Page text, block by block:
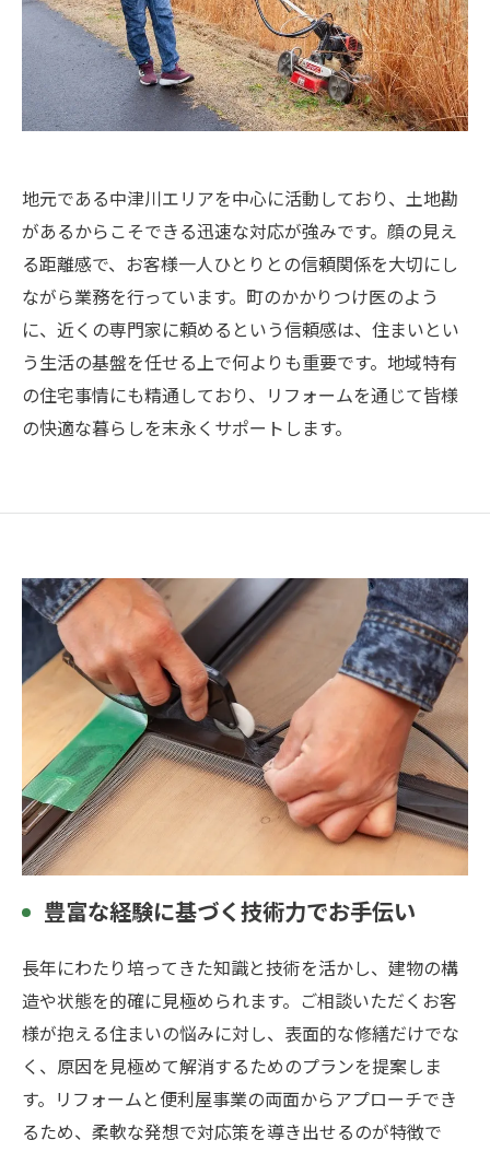
地元である中津川エリアを中心に活動しており、土地勘
があるからこそできる迅速な対応が強みです。顔の見え
る距離感で、お客様一人ひとりとの信頼関係を大切にし
ながら業務を行っています。町のかかりつけ医のよう
に、近くの専門家に頼めるという信頼感は、住まいとい
う生活の基盤を任せる上で何よりも重要です。地域特有
の住宅事情にも精通しており、リフォームを通じて皆様
の快適な暮らしを末永くサポートします。
豊富な経験に基づく技術力でお手伝い
長年にわたり培ってきた知識と技術を活かし、建物の構
造や状態を的確に見極められます。ご相談いただくお客
様が抱える住まいの悩みに対し、表面的な修繕だけでな
く、原因を見極めて解消するためのプランを提案しま
す。リフォームと便利屋事業の両面からアプローチでき
るため、柔軟な発想で対応策を導き出せるのが特徴で